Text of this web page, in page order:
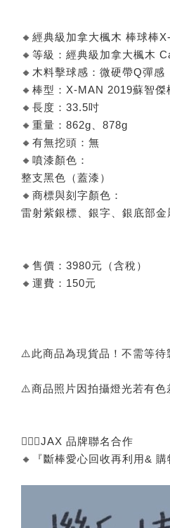
🔸經典級加拿大楓木 棒球棒
🔸等級：經典級加拿大楓木
🔸木料擊球感：微硬帶Q彈感
🔸棒型：X-MAN 2019蘇智傑
🔸長度：33.5吋
🔸重量：862g、878g
🔸有無挖頭：無
🔸噴漆顏色：
整支黑色（蓋漆）
🔸商標與刻字顏色：
雷射紫銀標、銀字、銀底部金
🔸售價：3980元（含稅）
🔸運費：150元
⚠️此商品為現貨品！不需等待
⚠️商品照片因拍攝燈光若有色
🙅🏻‍♂️JAX 品牌聯名合作
🔸『斷棒愛心回收再利用& 購